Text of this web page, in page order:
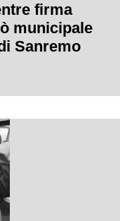
firma
municipale
Sanremo